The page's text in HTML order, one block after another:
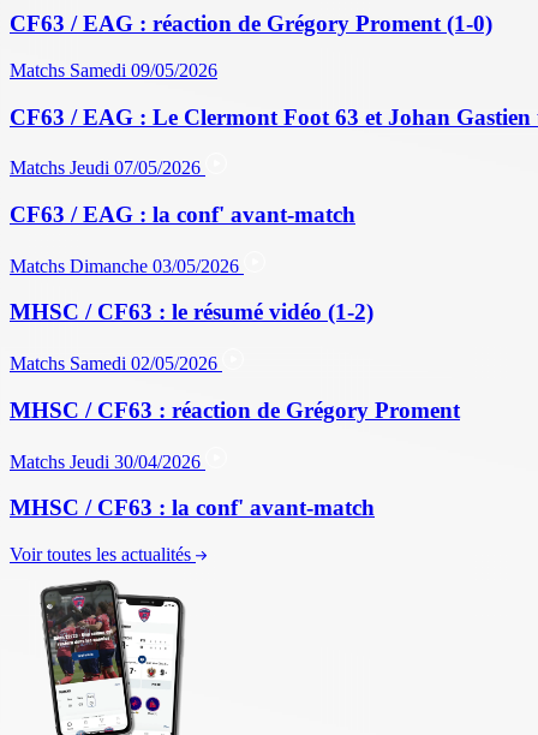
CF63 / EAG : réaction de Grégory Proment (1-0)
Matchs Samedi 09/05/2026
CF63 / EAG : Le Clermont Foot 63 et Johan
Matchs Jeudi 07/05/2026
CF63 / EAG : la conf' avant-match
Matchs Dimanche 03/05/2026
MHSC / CF63 : le résumé vidéo (1-2)
Matchs Samedi 02/05/2026
MHSC / CF63 : réaction de Grégory Proment
Matchs Jeudi 30/04/2026
MHSC / CF63 : la conf' avant-match
Voir toutes les actualités